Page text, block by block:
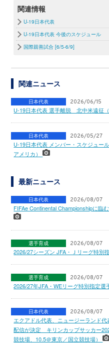
関連情報
U-19日本代表
U-19日本代表 今後のスケジュール
国際親善試合 [6/5-6/9]
関連ニュース
日本代表 2026/06/15
U-19日本代表 選手離脱 北中米遠征
日本代表 2026/05/27
U-19日本代表 メンバー・スケジュー
アメリカ）
最新ニュース
日本代表 2026/08/07
FIFAe Continental Championshipに臨
選手育成 2026/08/07
2026/27シーズン JFA・Ｊリーグ特別
選手育成 2026/08/07
2026/27年JFA・WEリーグ特別指定
日本代表 2026/08/07
エクアドル代表、ニュージーランド
配信が決定 キリンカップサッカー
競技場、10.5＠東京／国立競技場）